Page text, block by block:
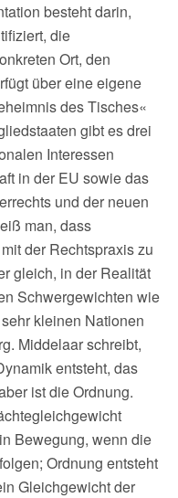
besteht darin,
die
Ort, den
über eine eigene
des Tisches«
gibt es drei
Interessen
in der EU sowie das
und der neuen
man, dass
der Rechtspraxis zu
gleich, in der Realität
Schwergewichten wie
kleinen Nationen
Middelaar schreibt,
entsteht, das
ist die Ordnung.
Bewegung, wenn die
Ordnung entsteht
Gleichgewicht der